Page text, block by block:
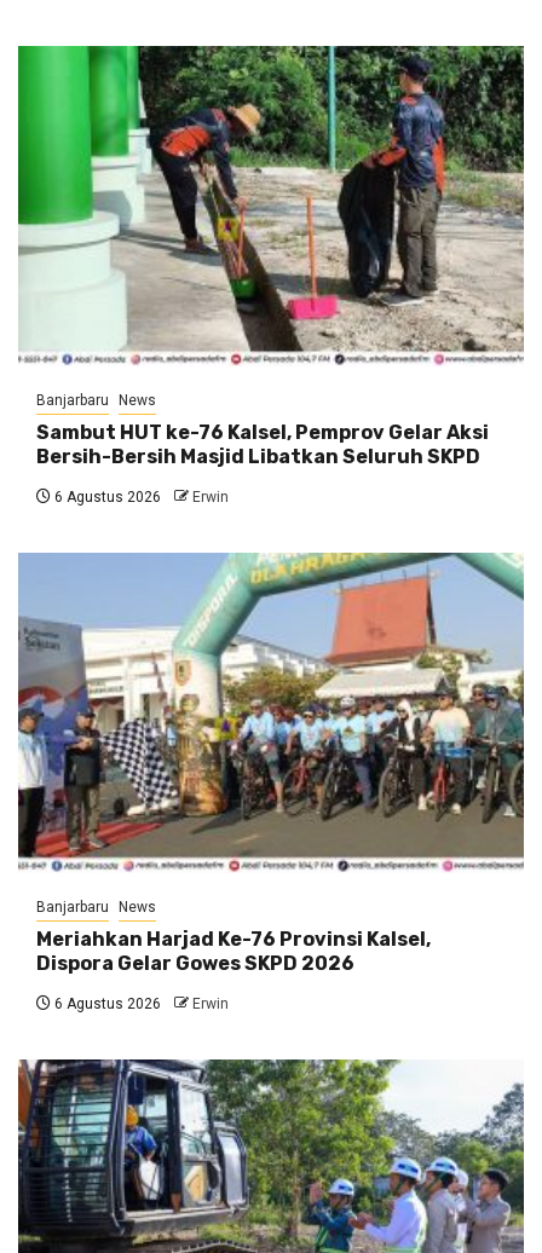
Banjarbaru News
Sambut HUT ke-76 Kalsel, Pemprov Gelar Aksi
Bersih-Bersih Masjid Libatkan Seluruh SKPD
6 Agustus 2026 Erwin
Banjarbaru News
Meriahkan Harjad Ke-76 Provinsi Kalsel,
Dispora Gelar Gowes SKPD 2026
6 Agustus 2026 Erwin